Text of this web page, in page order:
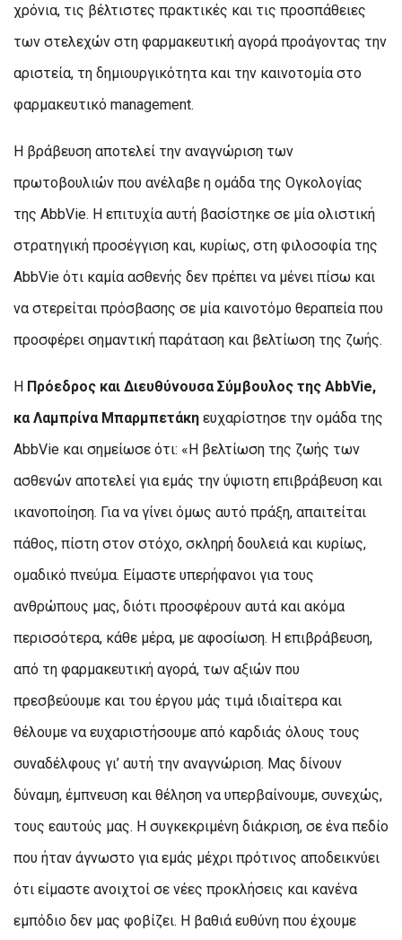
χρόνια, τις βέλτιστες πρακτικές και τις προσπάθειες
των στελεχών στη φαρμακευτική αγορά προάγοντας την
αριστεία, τη δημιουργικότητα και την καινοτομία στο
φαρμακευτικό management.
Η βράβευση αποτελεί την αναγνώριση των
πρωτοβουλιών που ανέλαβε η ομάδα της Ογκολογίας
της AbbVie. Η επιτυχία αυτή βασίστηκε σε μία ολιστική
στρατηγική προσέγγιση και, κυρίως, στη φιλοσοφία της
AbbVie ότι καμία ασθενής δεν πρέπει να μένει πίσω και
να στερείται πρόσβασης σε μία καινοτόμο θεραπεία που
προσφέρει σημαντική παράταση και βελτίωση της ζωής.
Η Πρόεδρος και Διευθύνουσα Σύμβουλος της AbbVie,
κα Λαμπρίνα Μπαρμπετάκη ευχαρίστησε την ομάδα της
AbbVie και σημείωσε ότι: «Η βελτίωση της ζωής των
ασθενών αποτελεί για εμάς την ύψιστη επιβράβευση και
ικανοποίηση. Για να γίνει όμως αυτό πράξη, απαιτείται
πάθος, πίστη στον στόχο, σκληρή δουλειά και κυρίως,
ομαδικό πνεύμα. Είμαστε υπερήφανοι για τους
ανθρώπους μας, διότι προσφέρουν αυτά και ακόμα
περισσότερα, κάθε μέρα, με αφοσίωση. Η επιβράβευση,
από τη φαρμακευτική αγορά, των αξιών που
πρεσβεύουμε και του έργου μάς τιμά ιδιαίτερα και
θέλουμε να ευχαριστήσουμε από καρδιάς όλους τους
συναδέλφους γι’ αυτή την αναγνώριση. Μας δίνουν
δύναμη, έμπνευση και θέληση να υπερβαίνουμε, συνεχώς,
τους εαυτούς μας. Η συγκεκριμένη διάκριση, σε ένα πεδίο
που ήταν άγνωστο για εμάς μέχρι πρότινος αποδεικνύει
ότι είμαστε ανοιχτοί σε νέες προκλήσεις και κανένα
εμπόδιο δεν μας φοβίζει. Η βαθιά ευθύνη που έχουμε